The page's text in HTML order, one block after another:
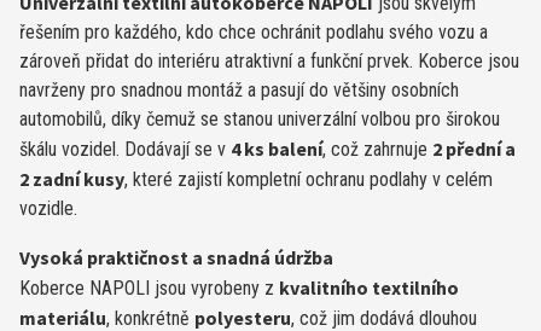
řešením pro každého, kdo chce ochránit podlahu svého vozu a
zároveň přidat do interiéru atraktivní a funkční prvek. Koberce jsou
navrženy pro snadnou montáž a pasují do většiny osobních
automobilů, díky čemuž se stanou univerzální volbou pro širokou
škálu vozidel. Dodávají se v 4 ks balení, což zahrnuje 2 přední a
2 zadní kusy, které zajistí kompletní ochranu podlahy v celém
vozidle.
Vysoká praktičnost a snadná údržba
Koberce NAPOLI jsou vyrobeny z kvalitního textilního
materiálu, konkrétně polyesteru, což jim dodává dlouhou